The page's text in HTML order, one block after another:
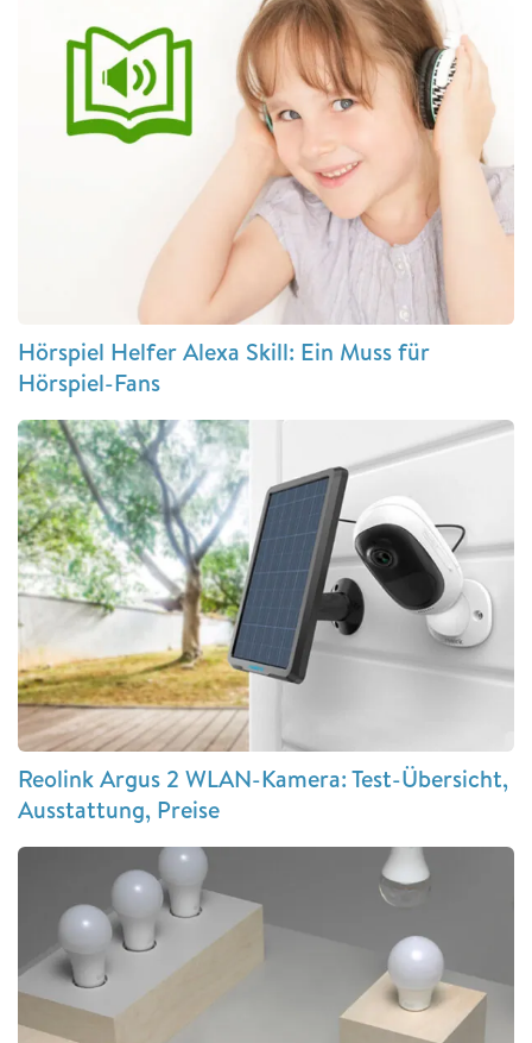
Hörspiel Helfer Alexa Skill: Ein Muss für
Hörspiel-Fans
Reolink Argus 2 WLAN-Kamera: Test-Übersicht,
Ausstattung, Preise